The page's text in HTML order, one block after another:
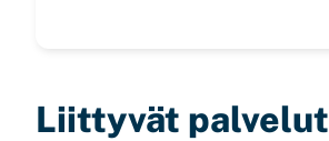
Liittyvät palvelut